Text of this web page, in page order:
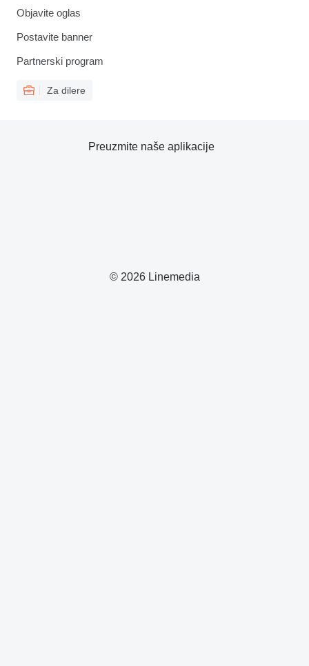
Objavite oglas
Postavite banner
Partnerski program
Za dilere
© 2026 Linemedia
Preuzmite naše aplikacije